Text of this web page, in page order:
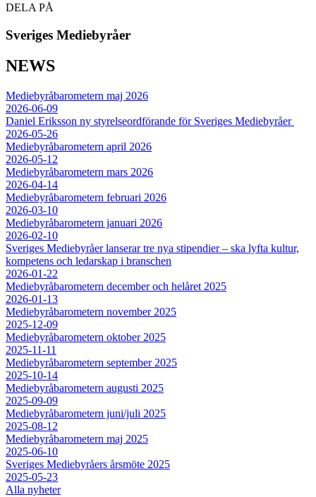
DELA PÅ
Sveriges Mediebyråer
NEWS
Mediebyråbarometern maj 2026
2026-06-09
Daniel Eriksson ny styrelseordförande för Sveriges Mediebyråer
2026-05-26
Mediebyråbarometern april 2026
2026-05-12
Mediebyråbarometern mars 2026
2026-04-14
Mediebyråbarometern februari 2026
2026-03-10
Mediebyråbarometern januari 2026
2026-02-10
Sveriges Mediebyråer lanserar tre nya stipendier – ska lyfta kultur,
kompetens och ledarskap i branschen
2026-01-22
Mediebyråbarometern december och helåret 2025
2026-01-13
Mediebyråbarometern november 2025
2025-12-09
Mediebyråbarometern oktober 2025
2025-11-11
Mediebyråbarometern september 2025
2025-10-14
Mediebyråbarometern augusti 2025
2025-09-09
Mediebyråbarometern juni/juli 2025
2025-08-12
Mediebyråbarometern maj 2025
2025-06-10
Sveriges Mediebyråers årsmöte 2025
2025-05-23
Alla nyheter